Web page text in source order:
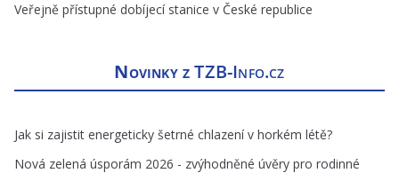
Veřejně přístupné dobíjecí stanice v České republice
Novinky zTZB-Info.cz
Jak si zajistit energeticky šetrné chlazení v horkém létě?
Nová zelená úsporám 2026 - zvýhodněné úvěry pro rodinné